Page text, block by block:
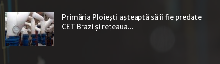
Primăria Ploiești așteaptă să îi fie predate
CET Brazi și rețeaua...